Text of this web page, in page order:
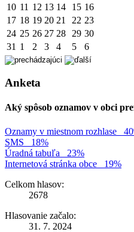
10 11 12 13 14 15 16
17 18 19 20 21 22 23
24 25 26 27 28 29 30
31 1 2 3 4 5 6
Anketa
Aký spôsob oznamov v obci
Oznamy v miestnom rozhlase
SMS
18%
Úradná tabuľa
23%
Internetová stránka obce
19%
Celkom hlasov:
2678
Hlasovanie začalo:
31. 7. 2024